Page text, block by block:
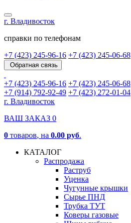
г. Владивосток
справки по телефонам
+7 (423) 245-96-16 +7 (423) 245-06-68
Обратная связь
+7 (423) 245-96-16 +7 (423) 245-06-68
+7 (914) 792-92-49 +7 (423) 272-01-04
г. Владивосток
ВАШ ЗАКАЗ 0
0 товаров, на 0.00 руб.
КАТАЛОГ
Распродажа
Раструб
Уценка
Чугунные крышки
Сырье ПНД
Трубка ТУТ
Коверы газовые